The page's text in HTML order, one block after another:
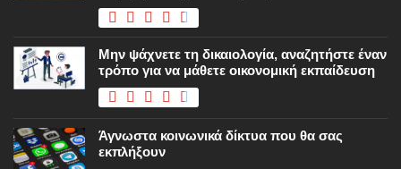
Μην ψάχνετε τη δικαιολογία, αναζητήστε έναν
τρόπο για να μάθετε οικονομική εκπαίδευση
Άγνωστα κοινωνικά δίκτυα που θα σας
εκπλήξουν